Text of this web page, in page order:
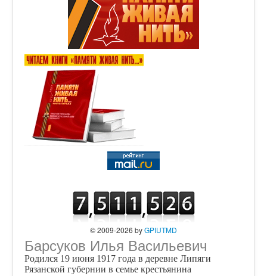
© 2009-2026 byGPIUTMD
Барсуков Илья Васильевич
Родился 19 июня 1917 года в деревне Липяги
Рязанской губернии в семье крестьянина